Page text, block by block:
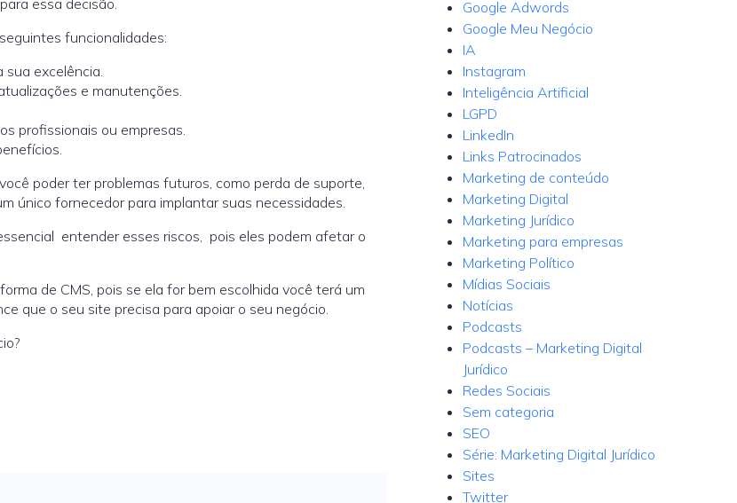
essa decisão.
funcionalidades:
sua excelência.
e manutenções.
profissionais ou empresas.
poder ter problemas futuros, como perda de suporte,
único fornecedor para implantar suas necessidades.
entender esses riscos, pois eles podem afetar o
de CMS, pois se ela for bem escolhida você terá um
que o seu site precisa para apoiar o seu negócio.
Google Adwords
Google Meu Negócio
IA
Instagram
Inteligência Artificial
LGPD
LinkedIn
Links Patrocinados
Marketing de conteúdo
Marketing Digital
Marketing Jurídico
Marketing para empresas
Marketing Político
Mídias Sociais
Notícias
Podcasts
Podcasts – Marketing Digital
Jurídico
Redes Sociais
Sem categoria
SEO
Série: Marketing Digital Jurídico
Sites
Twitter